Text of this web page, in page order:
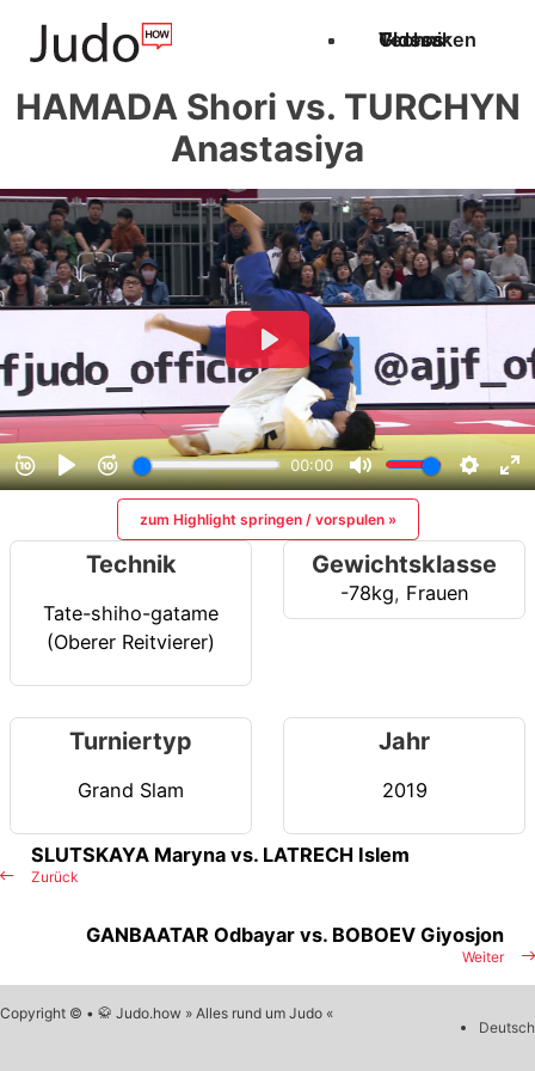
Techniken
Videos
Glossar
HAMADA Shori vs. TURCHYN
Anastasiya
zum Highlight springen / vorspulen »
Technik
Tate-shiho-gatame
(Oberer Reitvierer)
Gewichtsklasse
-78kg, Frauen
Turniertyp
Grand Slam
Jahr
2019
Zurück
SLUTSKAYA Maryna vs. LATRECH Islem
Weiter
GANBAATAR Odbayar vs. BOBOEV Giyosjon
Copyright © • 🥋 Judo.how » Alles rund um Judo «
Deutsch